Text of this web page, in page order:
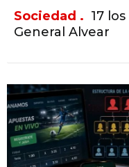
Sociedad . 17
General Alvear